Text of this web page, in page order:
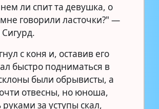
ли спит та девушка, о
говорили ласточки?" —
с коня и, оставив его
быстро подниматься в
были обрывисты, а
отвесны, но юноша,
руками за уступы скал,